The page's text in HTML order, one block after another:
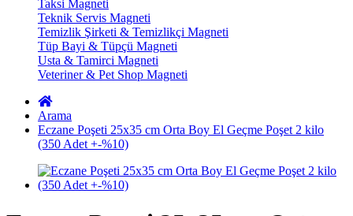
Taksi Magneti
Teknik Servis Magneti
Temizlik Şirketi & Temizlikçi Magneti
Tüp Bayi & Tüpçü Magneti
Usta & Tamirci Magneti
Veteriner & Pet Shop Magneti
Arama
Eczane Poşeti 25x35 cm Orta Boy El Geçme Poşet 2 kilo
(350 Adet +-%10)